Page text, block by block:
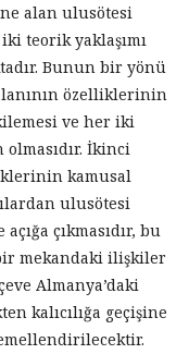
alan ulusötesi
teorik yaklaşımı
Bunun bir yönü
özelliklerinin
ve her iki
İkinci
kamusal
ulusötesi
çıkmasıdır, bu
mekandaki ilişkiler
Almanya’daki
kalıcılığa geçişine